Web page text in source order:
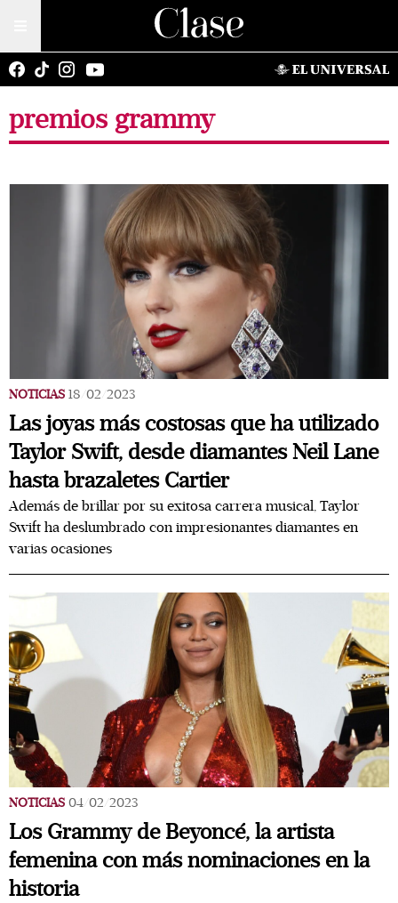
premios grammy
NOTICIAS 18/02/2023
Las joyas más costosas que ha utilizado
Taylor Swift, desde diamantes Neil Lane
hasta brazaletes Cartier
Además de brillar por su exitosa carrera musical, Taylor
Swift ha deslumbrado con impresionantes diamantes en
varias ocasiones
NOTICIAS 04/02/2023
Los Grammy de Beyoncé, la artista
femenina con más nominaciones en la
historia